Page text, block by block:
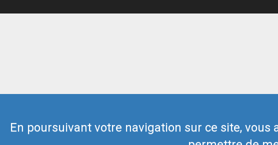
En poursuivant votre navigation sur ce site,